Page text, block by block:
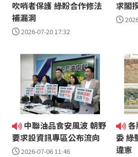
吹哨者保護 綠盼合作修法
補漏洞
2026-07-20 17:32
求閣
中聯油品食安風波 朝野
要求設資訊專區公布流向
2026-07-06 11:46
委 綠
違憲